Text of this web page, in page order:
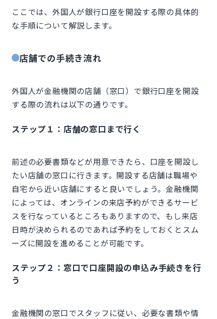
ここでは、外国人が銀行口座を開設する際の具体的
な手順について解説します。
店舗での手続き流れ
外国人が金融機関の店舗（窓口）で銀行口座を開設
する際の流れは以下の通りです。
ステップ１：店舗の窓口まで行く
前述の必要書類などが用意できたら、口座を開設し
たい店舗の窓口に行きます。開設する店舗は職場や
自宅から近い店舗にすると良いでしょう。金融機関
によっては、オンラインの来店予約ができるサービ
スを行なっているところもありますので、もし来店
日時が決められるのであれば予約をしておくとスム
ーズに開設を進めることが可能です。
ステップ２：窓口で口座開設の申込み手続きを行
う
金融機関の窓口でスタッフに従い、必要な書類や情